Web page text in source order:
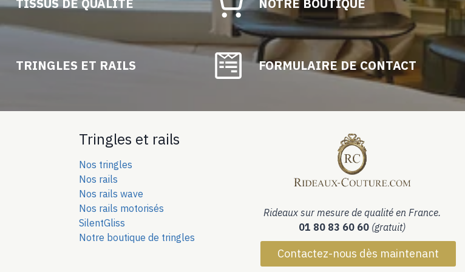
TISSUS DE QUALITÉ
TRINGLES ET RAILS
NOTRE BOUTIQUE
FORMULAIRE DE CONTACT
Tringles et rails
Nos tringles
Nos rails
Nos rails wave
Nos rails motorisés
SilentGliss
Notre boutique de tringles
Rideaux sur mesure de qualité en France.
01 80 83 60 60 (gratuit)
Contactez-nous dès maintenant